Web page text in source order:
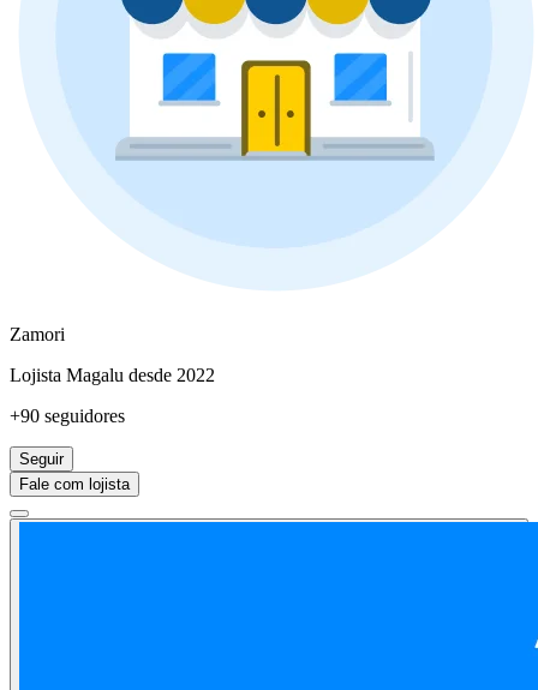
Zamori
Lojista Magalu desde 2022
+90 seguidores
Seguir
Fale com lojista